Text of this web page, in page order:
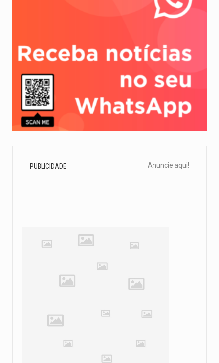
PUBLICIDADE Anuncie aqui!